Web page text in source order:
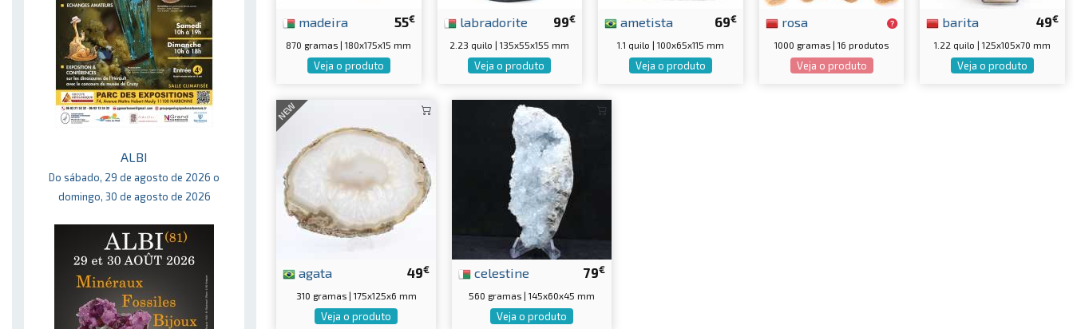
ALBI
Do sábado, 29 de agosto de 2026 o
domingo, 30 de agosto de 2026
55€
madeira
870 gramas | 180x175x15 mm
Veja o produto
99€
labradorite
2.23 quilo | 135x55x155 mm
Veja o produto
69€
ametista
1.1 quilo | 100x65x115 mm
Veja o produto
rosa
1000 gramas | 16 produtos
Veja o produto
49€
barita
1.22 quilo | 125x105x70 mm
Veja o produto
NEW
49€
agata
310 gramas | 175x125x6 mm
Veja o produto
79€
celestine
560 gramas | 145x60x45 mm
Veja o produto